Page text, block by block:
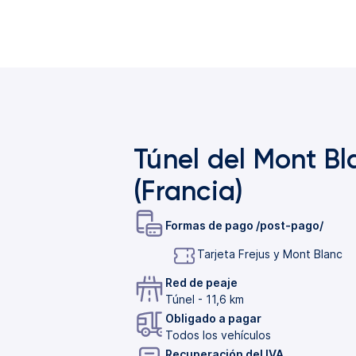
Túnel del Mont
(Francia)
Formas de pago /post-pago/
Tarjeta Frejus y Mont Blanc
Red de peaje
Túnel - 11,6 km
Obligado a pagar
Todos los vehículos